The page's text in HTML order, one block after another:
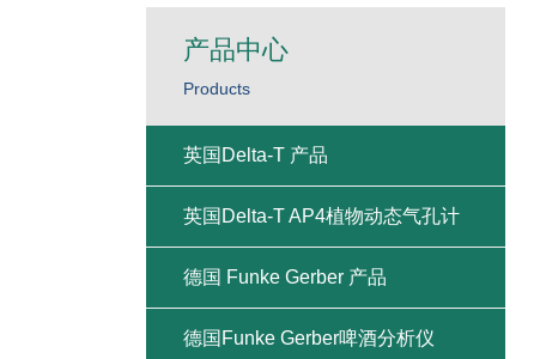
产品中心
Products
英国Delta-T 产品
英国Delta-T AP4植物动态气孔计
德国 Funke Gerber 产品
德国Funke Gerber啤酒分析仪